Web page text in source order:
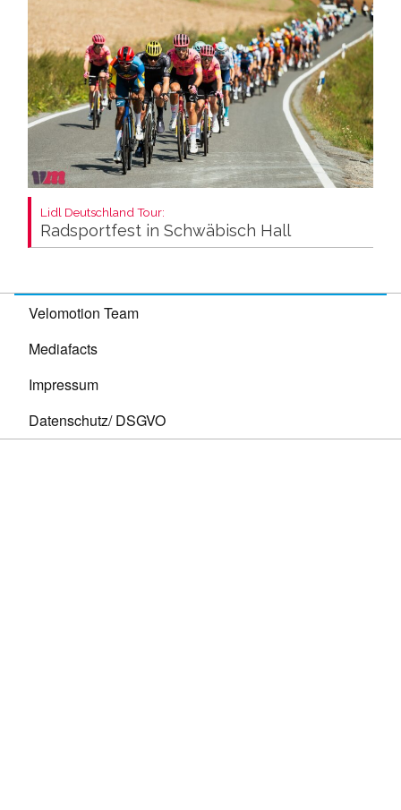
Lidl Deutschland Tour:
Radsportfest in Schwäbisch Hall
Velomotion Team
Mediafacts
Impressum
Datenschutz/ DSGVO